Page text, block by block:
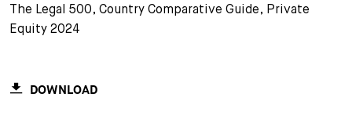
Publikation
Guide
Karriere
Übersicht
Stellen
Suche
The Legal 500, Country Comparative Guide, Private
Equity 2024
DOWNLOAD